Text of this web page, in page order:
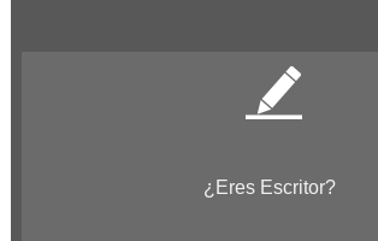
¿Eres Escritor?